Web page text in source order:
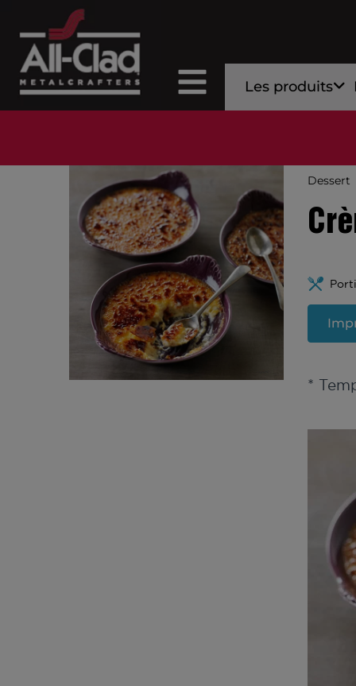
Les produits
Dessert
*